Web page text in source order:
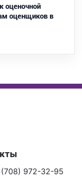
оценочной
оценщиков в
972-32-95